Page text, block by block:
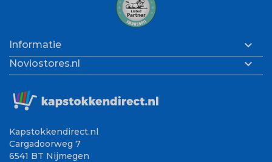
Informatie 
Noviostores.nl 
Kapstokkendirect.nl
Cargadoorweg 7
6541 BT Nijmegen